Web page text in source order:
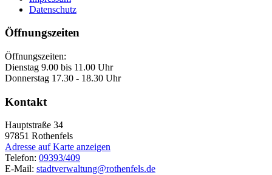
Datenschutz
Öffnungszeiten
Öffnungszeiten:
Dienstag 9.00 bis 11.00 Uhr
Donnerstag 17.30 - 18.30 Uhr
Kontakt
Hauptstraße 34
97851 Rothenfels
Adresse auf Karte anzeigen
Telefon: 09393/409
E-Mail: stadtverwaltung@rothenfels.de